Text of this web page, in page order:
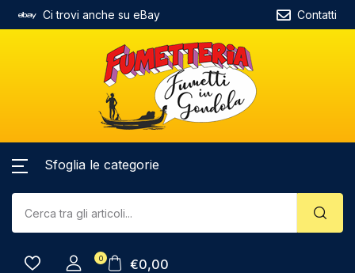
Ci trovi anche su eBay Contatti
Sfoglia le categorie
0 €0,00